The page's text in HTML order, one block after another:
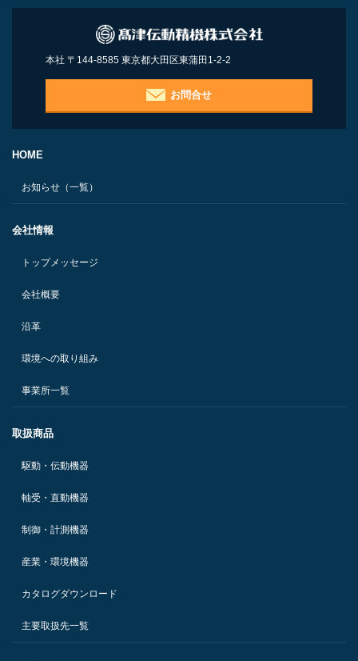
本社 〒144-8585 東京都大田区東蒲田1-2-2
お問合せ
HOME
お知らせ（一覧）
会社情報
トップメッセージ
会社概要
沿革
環境への取り組み
事業所一覧
取扱商品
駆動・伝動機器
軸受・直動機器
制御・計測機器
産業・環境機器
カタログダウンロード
主要取扱先一覧